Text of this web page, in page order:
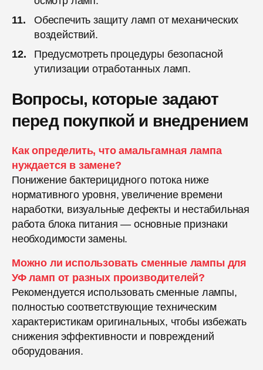
Обеспечить защиту ламп от механических
воздействий.
Предусмотреть процедуры безопасной
утилизации отработанных ламп.
Вопросы, которые задают
перед покупкой и внедрением
Как определить, что амальгамная лампа
нуждается в замене?
Понижение бактерицидного потока ниже
нормативного уровня, увеличение времени
наработки, визуальные дефекты и нестабильная
работа блока питания — основные признаки
необходимости замены.
Можно ли использовать сменные лампы для
УФ ламп от разных производителей?
Рекомендуется использовать сменные лампы,
полностью соответствующие техническим
характеристикам оригинальных, чтобы избежать
снижения эффективности и повреждений
оборудования.